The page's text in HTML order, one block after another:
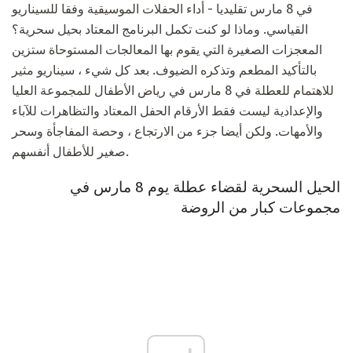
في 8 مارس تقليديا - أداء الحفلات الموسيقية وفقا للسيناريو
القياسي. وماذا لو كنت تكمل البرنامج المعتاد بحيل سحرية؟
المعجزات الصغيرة التي يقوم بها المعالجات المستوحاة ستزين
بالتأكيد المطعم وتذكره الضيوف. بعد كل شيء ، سيناريو مثير
للاهتمام للعطلة في 8 مارس في رياض الأطفال للمجموعة العليا
والإعدادية ليست فقط الأرقام الحفل المعتاد والتظاهرات للآباء
والأمهات. ولكن أيضا جزء من الارتجاع ، وحصة المفاجأة وسحر
صغير للأطفال أنفسهم.
الحيل السحرية لقضاء عطلة يوم 8 مارس في
مجموعات كبار من الروضة